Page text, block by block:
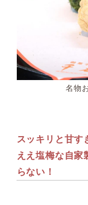
名物
スッキリと甘す
ええ塩梅な自家
らない！